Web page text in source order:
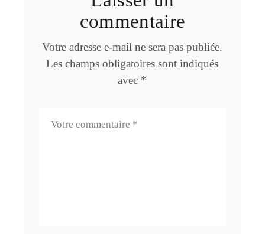
commentaire
Votre adresse e-mail ne sera pas publiée.
Les champs obligatoires sont indiqués
avec *